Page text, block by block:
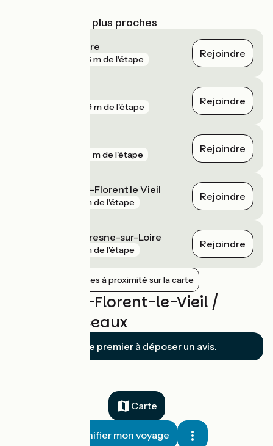
Gares SNCF les plus proches
Mauves-sur-Loire
246 m de l'étape Rejoindre
609 m de l'étape Rejoindre
957 m de l'étape Rejoindre
Varades - Saint-Florent le Vieil
1 km de l'étape Rejoindre
Ingrandes-Le Fresne-sur-Loire
1 km de l'étape Rejoindre
Afficher les gares à proximité sur la carte
Avis sur St-Florent-le-Vieil /
Champtoceaux
Soyez le premier à déposer un avis.
Carte
Planifier mon voyage